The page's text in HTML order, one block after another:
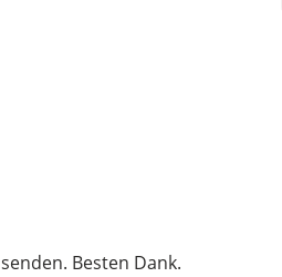
senden. Besten Dank.